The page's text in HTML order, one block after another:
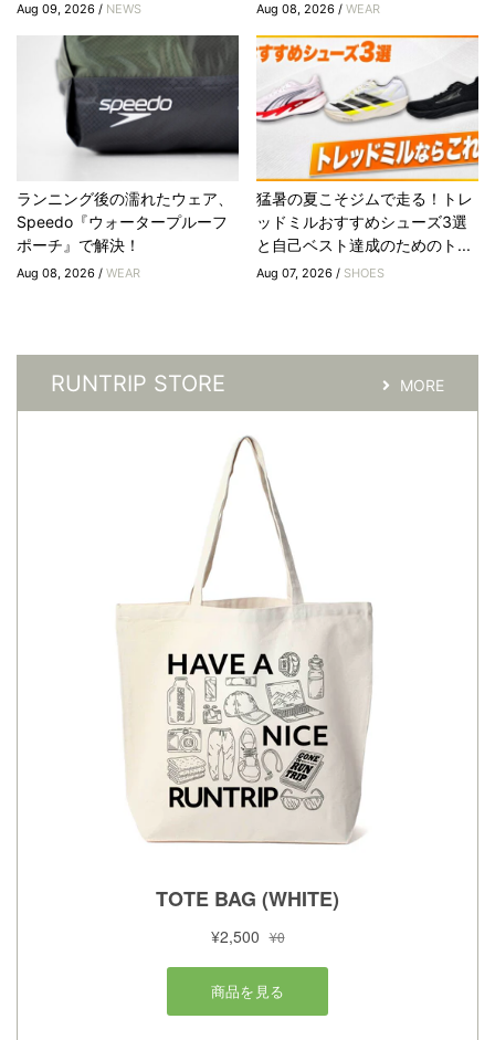
Aug 09, 2026 / NEWS Aug 08, 2026 /WEAR
ランニング後の濡れたウェア、
Speedo『ウォータープルーフ
ポーチ』で解決！
Aug 08, 2026 / WEAR
猛暑の夏こそジムで走る！トレ
ッドミルおすすめシューズ3選
と自己ベスト達成のためのト...
Aug 07, 2026 / SHOES
RUNTRIP STORE MORE